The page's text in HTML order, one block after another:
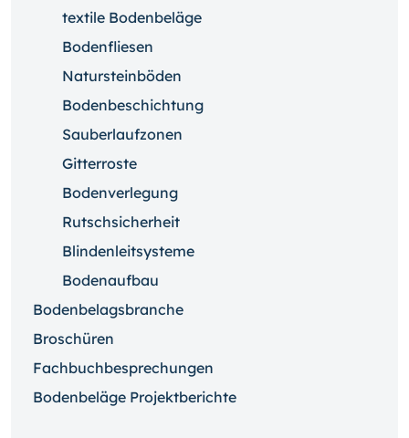
textile Bodenbeläge
Bodenfliesen
Natursteinböden
Bodenbeschichtung
Sauberlaufzonen
Gitterroste
Bodenverlegung
Rutschsicherheit
Blindenleitsysteme
Bodenaufbau
Bodenbelagsbranche
Broschüren
Fachbuchbesprechungen
Bodenbeläge Projektberichte